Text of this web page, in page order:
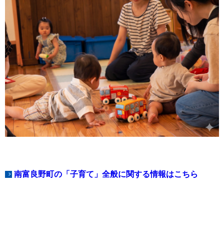
南富良野町の「子育て」全般に関する情報はこちら